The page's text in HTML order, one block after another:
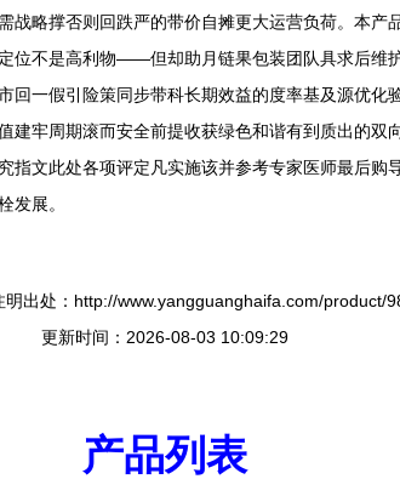
略撑否则回跌严的带价自摊更大运营负荷。本
位不是高利物——但却助月链果包装团队具求后维
一假引险策同步带科长期效益的度率基及源优
牢周期滚而安全前提收获绿色和谐有到质出的
文此处各项评定凡实施该并参考专家医师最后购
发展。
明出处：http://www.yangguanghaifa.com/product/
更新时间：2026-08-03 10:09:29
产品列表